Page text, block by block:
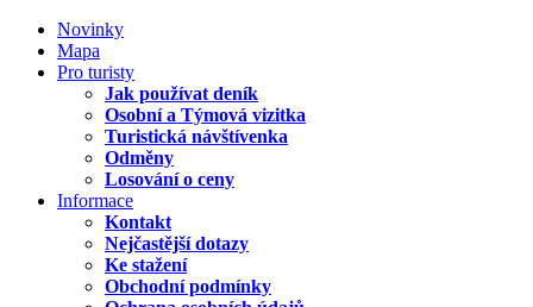
Novinky
Mapa
Pro turisty
Jak používat deník
Osobní a Týmová vizitka
Turistická návštívenka
Odměny
Losování o ceny
Informace
Kontakt
Nejčastější dotazy
Ke stažení
Obchodní podmínky